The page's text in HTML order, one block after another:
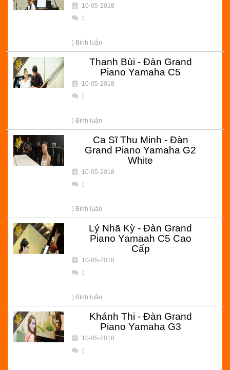
10-05-2018
(
) Bình luận
Thanh Bùi - Đàn Grand
Piano Yamaha C5
10-05-2018
(
) Bình luận
Ca Sĩ Thu Minh - Đàn
Grand Piano Yamaha G2
White
10-05-2018
(
) Bình luận
Lý Nhã Kỳ - Đàn Grand
Piano Yamaah C5 Cao
Cấp
10-05-2018
(
) Bình luận
Khánh Thi - Đàn Grand
Piano Yamaha G3
10-05-2018
(